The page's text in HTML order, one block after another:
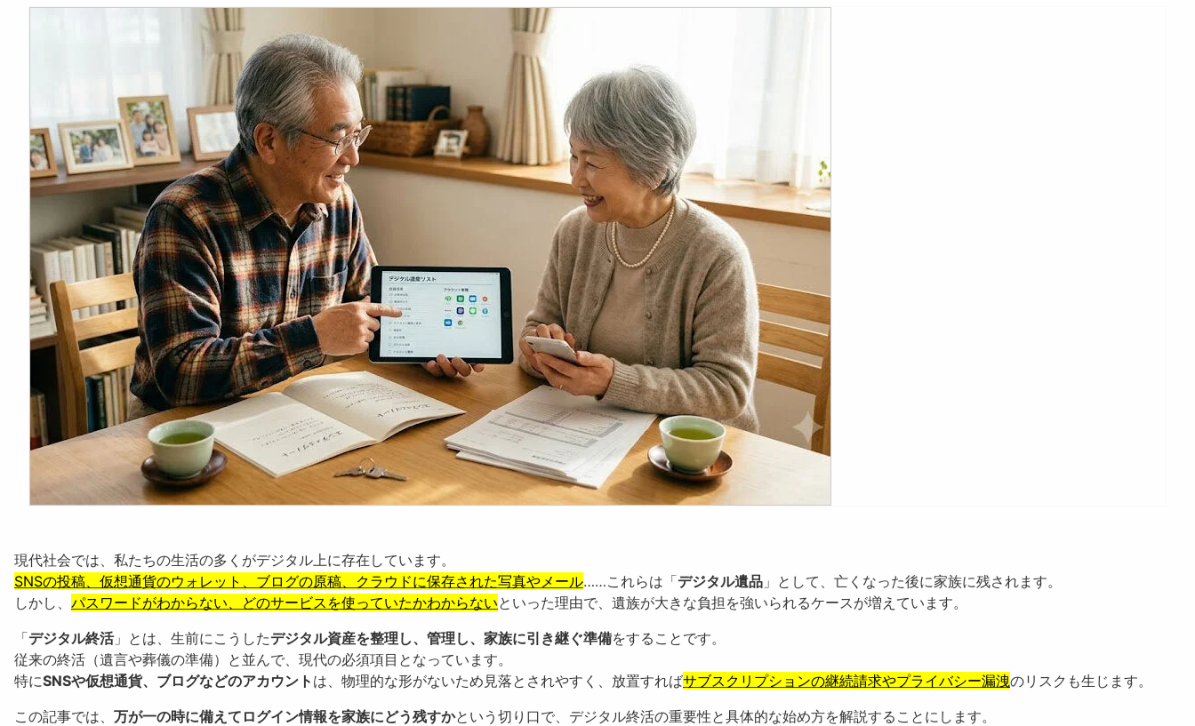
現代社会では、私たちの生活の多くがデジタル上に存在しています。
SNSの投稿、仮想通貨のウォレット、ブログの原稿、クラウドに保存された写真やメール……これらは「デジタル遺品 」として、亡くなった後に家族に残されます。
しかし、 パスワードがわからない、どのサービスを使っていたかわからないといった理由で、遺族が大きな負担を強いられるケースが増えています。
「デジタル終活」とは、生前にこうしたデジタル資産を整理し、管理し、家族に引き継ぐ準備をすることです。
従来の終活（遺言や葬儀の準備）と並んで、現代の必須項目となっています。
特にSNSや仮想通貨、ブログなどのアカウント は、物理的な形がないため見落とされやすく、放置すればサブスクリプションの継続請求やプライバシー漏洩のリスクも生じます。
この記事では、 万が一の時に備えてログイン情報を家族にどう残すかという切り口で、デジタル終活の重要性と具体的な始め方を解説することにします。